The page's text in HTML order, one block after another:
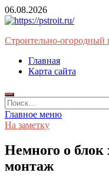
Перейти
к
06.08.2026
Строительно-огородный
Главная
Карта сайта
Найти:
Главное меню
На заметку
Немного о блок
монтаж